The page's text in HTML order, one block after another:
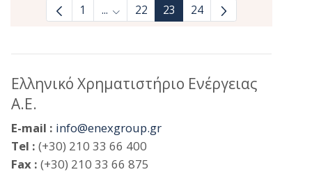
1 ... Ενδιάμεσες σελίδες Use TAB to
22 23 24
Ελληνικό Χρηματιστήριο Ενέργειας
Α.Ε.
E-mail : info@enexgroup.gr
Tel : (+30) 210 33 66 400
Fax : (+30) 210 33 66 875